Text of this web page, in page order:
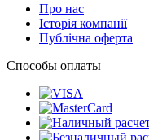
Про нас
Історія компанії
Публічна оферта
Способы оплаты